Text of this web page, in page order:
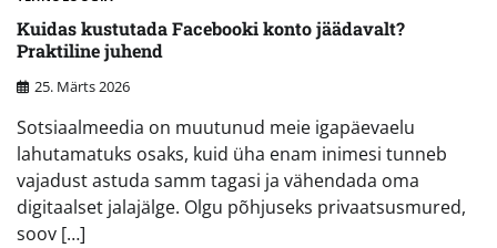
Kuidas kustutada Facebooki konto jäädavalt?
Praktiline juhend
25. Märts 2026
Sotsiaalmeedia on muutunud meie igapäevaelu
lahutamatuks osaks, kuid üha enam inimesi tunneb
vajadust astuda samm tagasi ja vähendada oma
digitaalset jalajälge. Olgu põhjuseks privaatsusmured,
soov […]